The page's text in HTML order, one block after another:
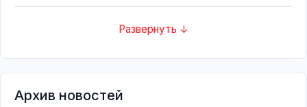
Развернуть ↓
Архив новостей